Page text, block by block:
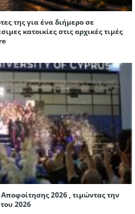
της για ένα διήμερο σε
κατοικίες στις αρχικές τιμές
2026 , τιμώντας την
2026